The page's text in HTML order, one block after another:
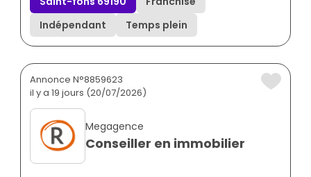
Indépendant
Temps plein
Annonce N°8859623
il y a 19 jours (20/07/2026)
Megagence
Conseiller en immobilier